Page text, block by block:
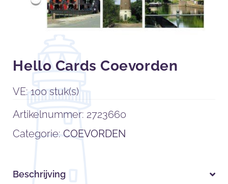
Hello Cards Coevorden
VE: 100 stuk(s)
Artikelnummer: 2723660
Categorie:COEVORDEN
Beschrijving